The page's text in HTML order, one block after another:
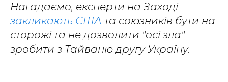
Нагадаємо, експерти на Заході
закликають США та союзників бути на
сторожі та не дозволити "осі зла"
зробити з Тайваню другу Україну.